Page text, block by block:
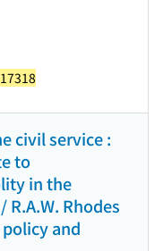
civil service :
to
in the
Rhodes
and